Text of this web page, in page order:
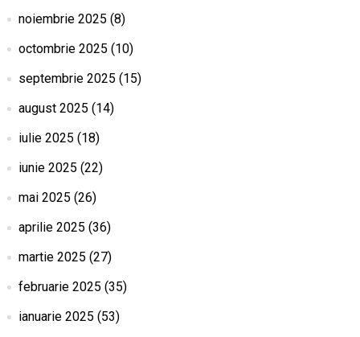
noiembrie 2025 (8)
octombrie 2025 (10)
septembrie 2025 (15)
august 2025 (14)
iulie 2025 (18)
iunie 2025 (22)
mai 2025 (26)
aprilie 2025 (36)
martie 2025 (27)
februarie 2025 (35)
ianuarie 2025 (53)